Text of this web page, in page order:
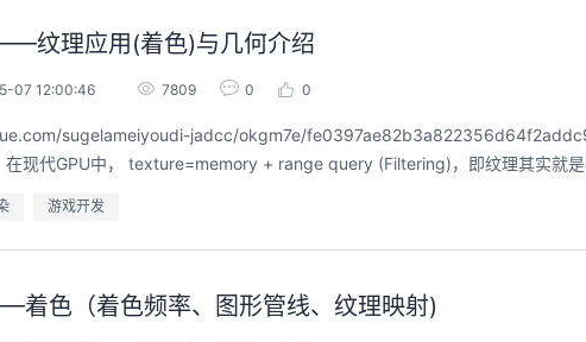
纹理应用(着色)与几何介绍
07 12:00:46 7809 0 0
sugelameiyoudi-jadcc/okgm7e/
现代GPU中， texture=memory + range query (Filtering)，即纹理其实就
游戏开发
着色（着色频率、图形管线、纹理映射)